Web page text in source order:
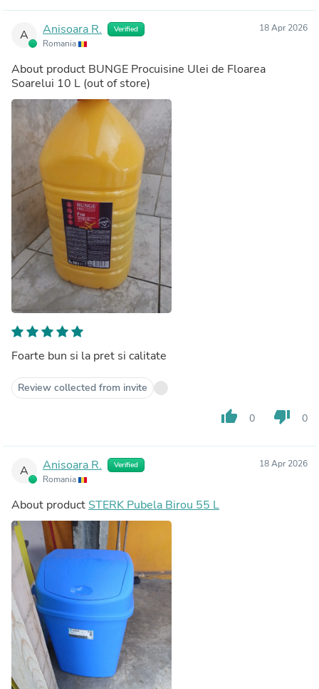
A Anisoara R. Verified
Romania
18 Apr 2026
About product BUNGE Procuisine Ulei de Floarea
Soarelui 10 L (out of store)
Foarte bun si la pret si calitate
Review collected from invite
thumb_up 0 thumb_down 0
A Anisoara R. Verified
Romania
18 Apr 2026
About product STERK Pubela Birou 55 L